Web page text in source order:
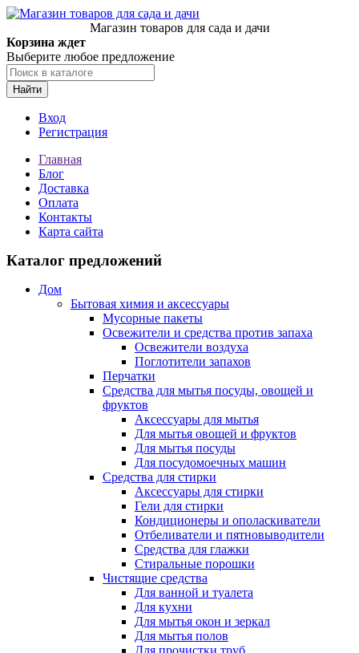
Магазин товаров для сада и дачи
Корзина ждет
Выберите любое предложение
Найти
Вход
Регистрация
Главная
Блог
Доставка
Оплата
Контакты
Карта сайта
Каталог предложений
Дом
Бытовая химия и аксессуары
Мусорные пакеты
Освежители и средства против запаха
Освежители воздуха
Поглотители запахов
Перчатки
Средства для мытья посуды, овощей и
фруктов
Аксессуары для мытья
Для мытья овощей и фруктов
Для мытья посуды
Для посудомоечных машин
Средства для стирки
Аксессуары для стирки
Гели для стирки
Кондиционеры и ополаскиватели
Отбеливатели и пятновыводители
Средства для глажки
Стиральные порошки
Чистящие средства
Для ванной и туалета
Для кухни
Для мытья окон и зеркал
Для мытья полов
Для прочистки труб